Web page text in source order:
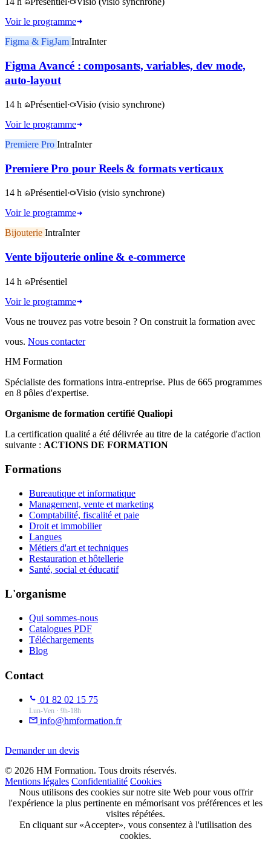
Voir le programme
Figma & FigJam IntraInter
Figma Avancé : composants, variables, dev mode,
auto-layout
14 h Présentiel· Visio (visio synchrone)
Voir le programme
Premiere Pro IntraInter
Premiere Pro pour Reels & formats verticaux
14 h Présentiel· Visio (visio synchrone)
Voir le programme
Bijouterie IntraInter
Vente bijouterie online & e-commerce
14 h
Présentiel
Voir le programme
Vous ne trouvez pas votre besoin ? On construit la formation avec
vous. Nous contacter
HM Formation
Spécialiste des formations intra-entreprise. Plus de 665 programmes
en 8 pôles d'expertise.
Organisme de formation certifié Qualiopi
La certification qualité a été délivrée au titre de la catégorie d'action
suivante : ACTIONS DE FORMATION
Formations
Bureautique et informatique
Management, vente et marketing
Comptabilité, fiscalité et paie
Droit et immobilier
Langues
Métiers d'art et techniques
Restauration et hôtellerie
Santé, social et éducatif
L'organisme
Qui sommes-nous
Catalogues PDF
Téléchargements
Blog
Contact
01 82 02 15 75
Lun-Ven · 9h-18h
info@hmformation.fr
Demander un devis
© 2026 HM Formation. Tous droits réservés.
Mentions légales Confidentialité Cookies
Nous utilisons des cookies sur notre site Web pour vous offrir
l'expérience la plus pertinente en mémorisant vos préférences et les
visites répétées.
En cliquant sur «Accepter», vous consentez à l'utilisation des
cookies.